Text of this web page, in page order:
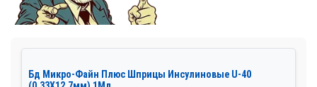
Бд Микро-Файн Плюс Шприцы Инсулиновые U-40